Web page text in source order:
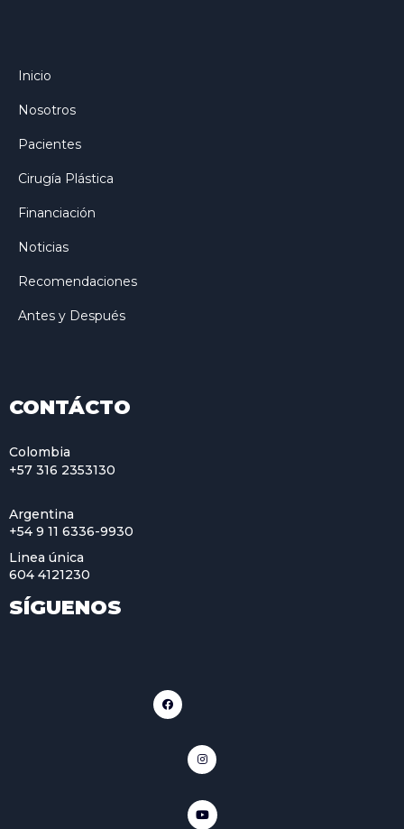
Inicio
Nosotros
Pacientes
Cirugía Plástica
Financiación
Noticias
Recomendaciones
Antes y Después
CONTÁCTO
Colombia
+57 316 2353130
Argentina
+54 9 11 6336-9930
Linea única
604 4121230
SÍGUENOS